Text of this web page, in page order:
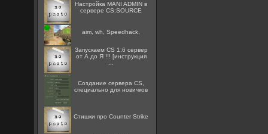
Настройка MANI ADMIN в
сервере CS:SOURCE
aim, wh, Speedhack,
Запускаем CS 1.6 сервер
от А до Я !!! [инструкция
Создание сервера CS,
специально для новичков
Стишки про Counter Strike